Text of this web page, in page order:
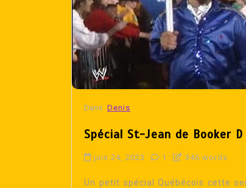
Dans Denis
Spécial St-Jean de Booker D
juin 24, 2023 1 346 words
Un petit spécial Québécois cette